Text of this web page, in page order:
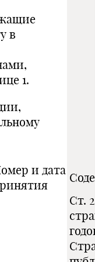
в
1.
и дата
Ст.